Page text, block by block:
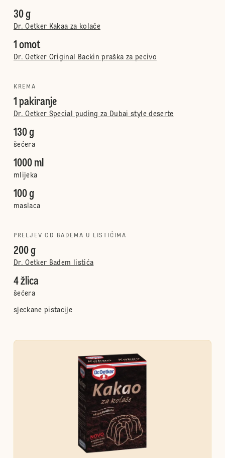
30 g
Dr. Oetker Kakaa za kolače
1 omot
Dr. Oetker Original Backin praška za pecivo
KREMA
1 pakiranje
Dr. Oetker Special puding za Dubai style deserte
130 g
šećera
1000 ml
mlijeka
100 g
maslaca
PRELJEV OD BADEMA U LISTIĆIMA
200 g
Dr. Oetker Badem listića
4 žlica
šećera
sjeckane pistacije